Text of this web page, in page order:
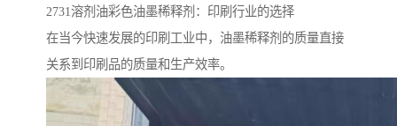
2731溶剂油彩色油墨稀释剂：印刷行业的选择
在当今快速发展的印刷工业中，油墨稀释剂的质量直接
关系到印刷品的质量和生产效率。